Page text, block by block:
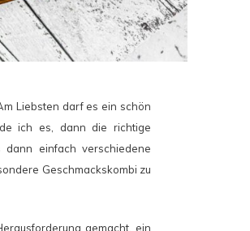
Liebsten darf es ein schön
ich es, dann die richtige
einfach verschiedene
Geschmackskombi zu
gemacht, ein